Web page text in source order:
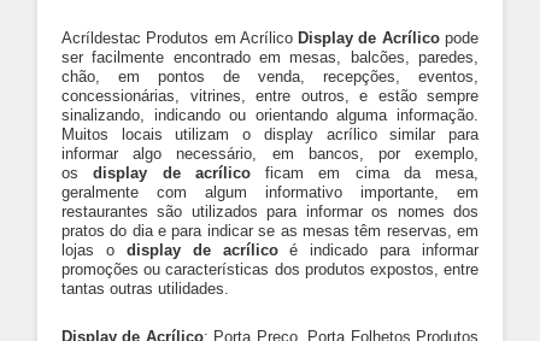
Acríldestac Produtos em Acrílico Display de Acrílicopode
ser facilmente encontrado em mesas, balcões, paredes,
chão, em pontos de venda, recepções, eventos,
concessionárias, vitrines, entre outros, e estão sempre
sinalizando, indicando ou orientando alguma informação.
Muitos locais utilizam o display acrílico similar para
informar algo necessário, em bancos, por exemplo,
osdisplay de acrílico ficam em cima da mesa,
geralmente com algum informativo importante, em
restaurantes são utilizados para informar os nomes dos
pratos do dia e para indicar se as mesas têm reservas, em
lojas o display de acrílicoé indicado para informar
promoções ou características dos produtos expostos, entre
tantas outras utilidades.
Display de Acrílico: Porta Preço, Porta Folhetos Produtos